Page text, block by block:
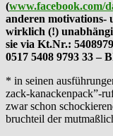
(www.facebook.com/
anderen motivations-
wirklich (!)
sie via Kt.Nr.:
0517 5408 9793 33
* in seinen
zack-kanackenpack”-
zwar schon
bruchteil der